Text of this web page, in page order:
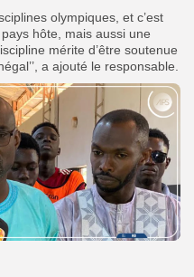
olympiques, et c’est
hôte, mais aussi une
mérite d’être soutenue
a ajouté le responsable.